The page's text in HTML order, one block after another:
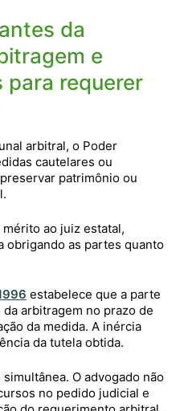
da
e
para requerer
arbitral, o Poder
cautelares ou
patrimônio ou
ao juiz estatal,
obrigando as partes quanto
estabelece que a parte
arbitragem no prazo de
da medida. A inércia
da tutela obtida.
O advogado não
no pedido judicial e